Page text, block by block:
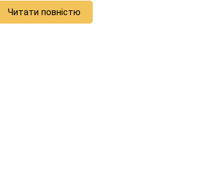
Читати повністю